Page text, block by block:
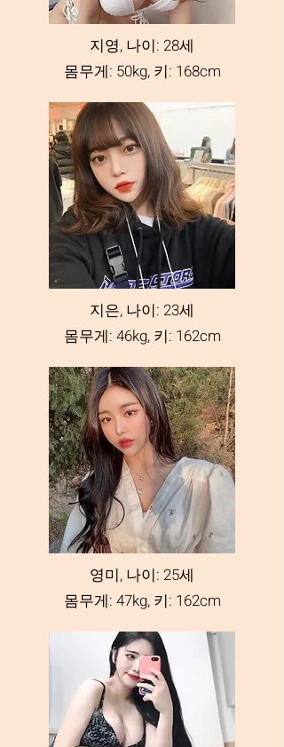
지영, 나이: 28세
몸무게: 50kg, 키: 168cm
지은, 나이: 23세
몸무게: 46kg, 키: 162cm
영미, 나이: 25세
몸무게: 47kg, 키: 162cm